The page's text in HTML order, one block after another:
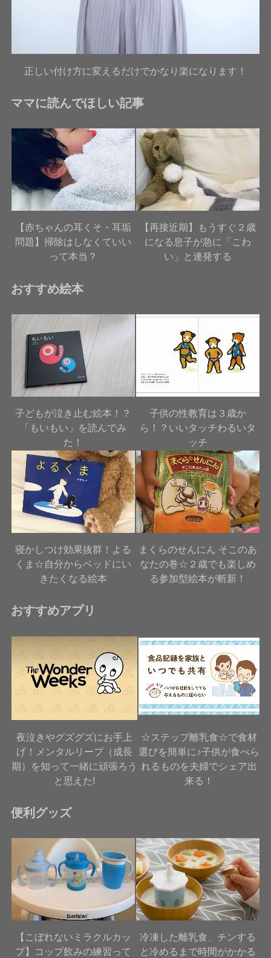
正しい付け方に変えるだけでかなり楽になります！
ママに読んでほしい記事
【赤ちゃんの耳くそ・耳垢
問題】掃除はしなくていい
って本当？
【再接近期】もうすぐ２歳
になる息子が急に「こわ
い」と連発する
おすすめ絵本
子どもが泣き止む絵本！？
「もいもい」を読んでみ
た！
子供の性教育は３歳か
ら！？いいタッチわるいタ
ッチ
寝かしつけ効果抜群！よる
くま☆自分からベッドにい
きたくなる絵本
まくらのせんにん そこのあ
なたの巻☆２歳でも楽しめ
る参加型絵本が斬新！
おすすめアプリ
夜泣きやグズグズにお手上
げ！メンタルリープ（成長
期）を知って一緒に頑張ろう
と思えた!
☆ステップ離乳食☆で食材
選びを簡単に♪子供が食べら
れるものを夫婦でシェア出
来る！
便利グッズ
【こぼれないミラクルカッ
プ】コップ飲みの練習って
冷凍した離乳食、チンする
と冷めるまで時間がかかる